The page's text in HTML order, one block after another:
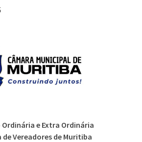
Ordinária e Extra Ordinária
de Vereadores de Muritiba